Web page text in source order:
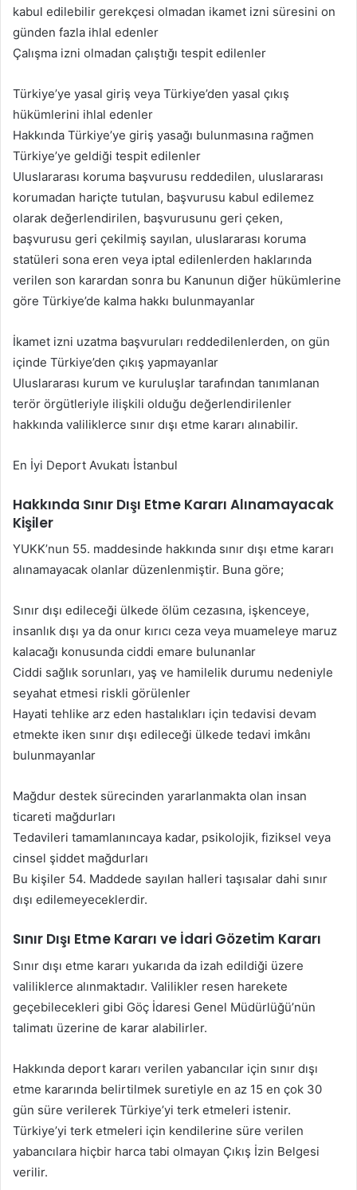
kabul edilebilir gerekçesi olmadan ikamet izni süresini on
günden fazla ihlal edenler
Çalışma izni olmadan çalıştığı tespit edilenler
Türkiye’ye yasal giriş veya Türkiye’den yasal çıkış
hükümlerini ihlal edenler
Hakkında Türkiye’ye giriş yasağı bulunmasına rağmen
Türkiye’ye geldiği tespit edilenler
Uluslararası koruma başvurusu reddedilen, uluslararası
korumadan hariçte tutulan, başvurusu kabul edilemez
olarak değerlendirilen, başvurusunu geri çeken,
başvurusu geri çekilmiş sayılan, uluslararası koruma
statüleri sona eren veya iptal edilenlerden haklarında
verilen son karardan sonra bu Kanunun diğer hükümlerine
göre Türkiye’de kalma hakkı bulunmayanlar
İkamet izni uzatma başvuruları reddedilenlerden, on gün
içinde Türkiye’den çıkış yapmayanlar
Uluslararası kurum ve kuruluşlar tarafından tanımlanan
terör örgütleriyle ilişkili olduğu değerlendirilenler
hakkında valiliklerce sınır dışı etme kararı alınabilir.
En İyi Deport Avukatı İstanbul
Hakkında Sınır Dışı Etme Kararı Alınamayacak
Kişiler
YUKK’nun 55. maddesinde hakkında sınır dışı etme kararı
alınamayacak olanlar düzenlenmiştir. Buna göre;
Sınır dışı edileceği ülkede ölüm cezasına, işkenceye,
insanlık dışı ya da onur kırıcı ceza veya muameleye maruz
kalacağı konusunda ciddi emare bulunanlar
Ciddi sağlık sorunları, yaş ve hamilelik durumu nedeniyle
seyahat etmesi riskli görülenler
Hayati tehlike arz eden hastalıkları için tedavisi devam
etmekte iken sınır dışı edileceği ülkede tedavi imkânı
bulunmayanlar
Mağdur destek sürecinden yararlanmakta olan insan
ticareti mağdurları
Tedavileri tamamlanıncaya kadar, psikolojik, fiziksel veya
cinsel şiddet mağdurları
Bu kişiler 54. Maddede sayılan halleri taşısalar dahi sınır
dışı edilemeyeceklerdir.
Sınır Dışı Etme Kararı ve İdari Gözetim Kararı
Sınır dışı etme kararı yukarıda da izah edildiği üzere
valiliklerce alınmaktadır. Valilikler resen harekete
geçebilecekleri gibi Göç İdaresi Genel Müdürlüğü’nün
talimatı üzerine de karar alabilirler.
Hakkında deport kararı verilen yabancılar için sınır dışı
etme kararında belirtilmek suretiyle en az 15 en çok 30
gün süre verilerek Türkiye’yi terk etmeleri istenir.
Türkiye’yi terk etmeleri için kendilerine süre verilen
yabancılara hiçbir harca tabi olmayan Çıkış İzin Belgesi
verilir.